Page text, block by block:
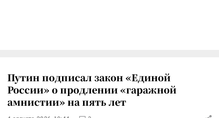
Путин подписал закон «Единой
России» о продлении «гаражной
амнистии» на пять лет